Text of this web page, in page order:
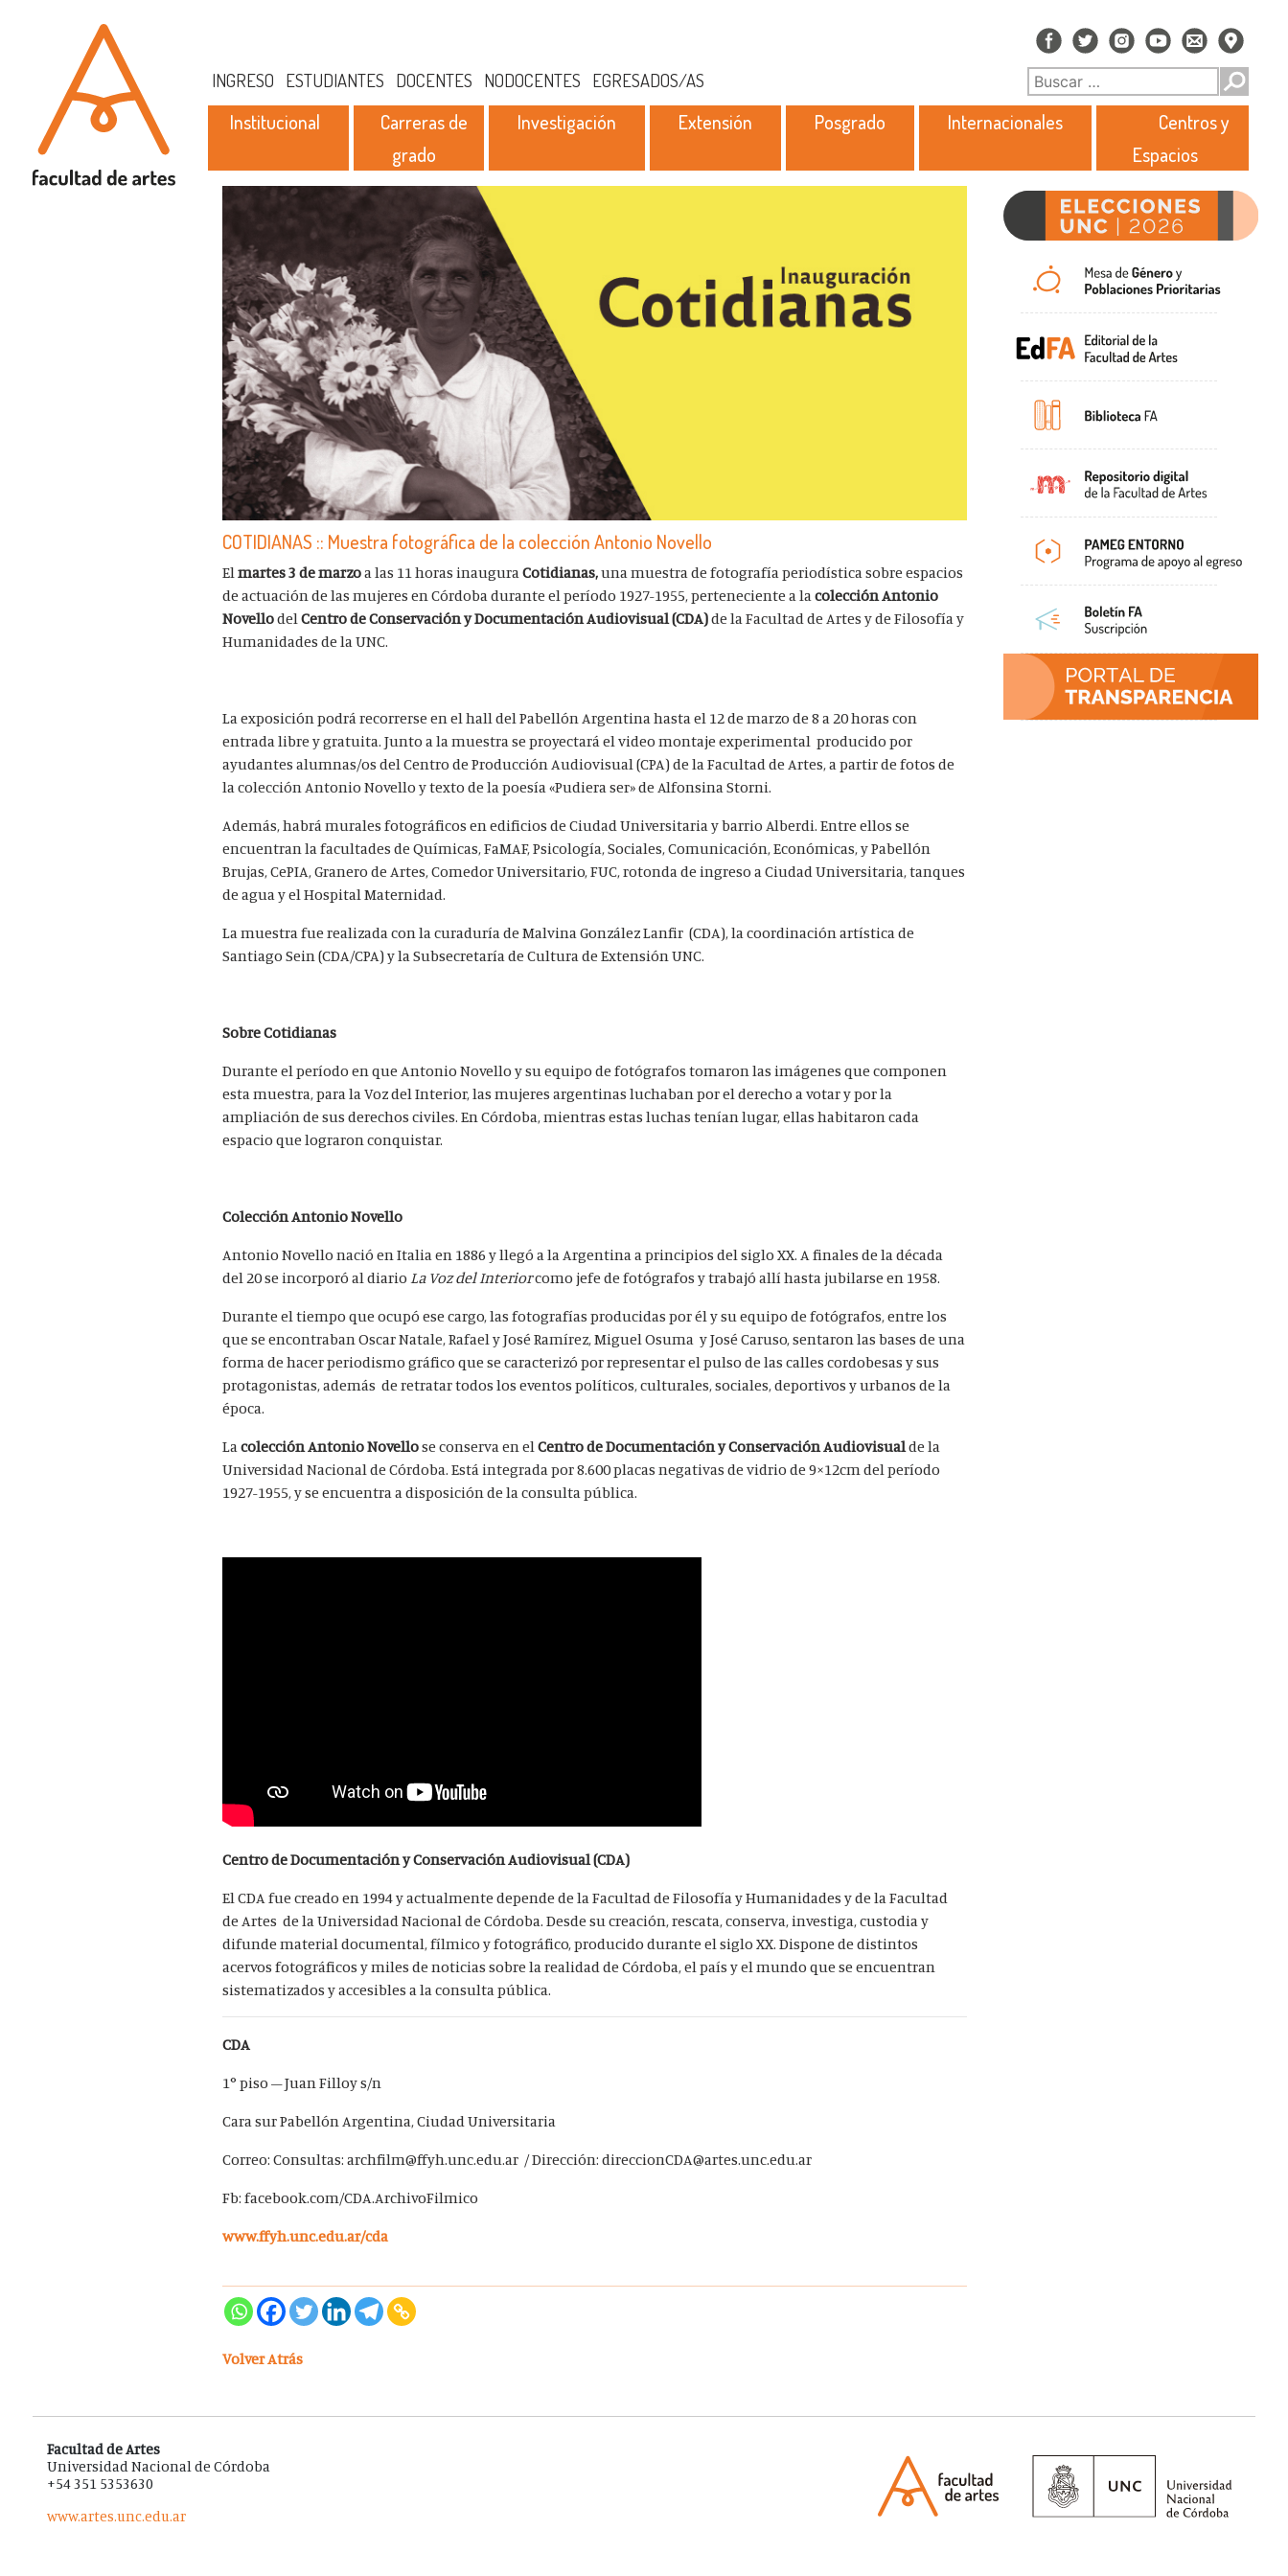
INGRESO ESTUDIANTES DOCENTES NODOCENTES EGRESADOS/AS
Institucional
Carreras de
grado
Investigación Extensión Posgrado Internacionales
Centros y
Espacios
COTIDIANAS :: Muestra fotográfica de la colección Antonio Novello
Elmartes 3 de marzoa las 11 horas inauguraCotidianas,una muestra de fotografía periodística sobre espacios
de actuación de las mujeres en Córdoba durante el período 1927-1955, perteneciente a lacolección Antonio
NovellodelCentro de Conservación y Documentación Audiovisual (CDA)de la Facultad de Artes y de Filosofía y
Humanidades de la UNC.
La exposición podrá recorrerse en el hall del Pabellón Argentina hasta el 12 de marzo de 8 a 20 horas con
entrada libre y gratuita. Junto a la muestra se proyectará el video montaje experimental producido por
ayudantes alumnas/os del Centro de Producción Audiovisual (CPA) de la Facultad de Artes, a partir de fotos de
la colección Antonio Novello y texto de la poesía «Pudiera ser» de Alfonsina Storni.
Además, habrá murales fotográficos en edificios de Ciudad Universitaria y barrio Alberdi. Entre ellos se
encuentran la facultades de Químicas, FaMAF, Psicología, Sociales, Comunicación, Económicas, y Pabellón
Brujas, CePIA, Granero de Artes, Comedor Universitario, FUC, rotonda de ingreso a Ciudad Universitaria, tanques
de agua y el Hospital Maternidad.
La muestra fue realizada con la curaduría de Malvina González Lanfir (CDA), la coordinación artística de
Santiago Sein (CDA/CPA) y la Subsecretaría de Cultura de Extensión UNC.
Sobre Cotidianas
Durante el período en que Antonio Novello y su equipo de fotógrafos tomaron las imágenes que componen
esta muestra, para la Voz del Interior, las mujeres argentinas luchaban por el derecho a votar y por la
ampliación de sus derechos civiles. En Córdoba, mientras estas luchas tenían lugar, ellas habitaron cada
espacio que lograron conquistar.
Colección Antonio Novello
Antonio Novello nació en Italia en 1886 y llegó a la Argentina a principios del siglo XX. A finales de la década
del 20 se incorporó al diarioLa Voz del Interiorcomo jefe de fotógrafos y trabajó allí hasta jubilarse en 1958.
Durante el tiempo que ocupó ese cargo, las fotografías producidas por él y su equipo de fotógrafos, entre los
que se encontraban Oscar Natale, Rafael y José Ramírez, Miguel Osuma y José Caruso, sentaron las bases de una
forma de hacer periodismo gráfico que se caracterizó por representar el pulso de las calles cordobesas y sus
protagonistas, además de retratar todos los eventos políticos, culturales, sociales, deportivos y urbanos de la
época.
Lacolección Antonio Novellose conserva en elCentro de Documentación y Conservación Audiovisualde la
Universidad Nacional de Córdoba. Está integrada por 8.600 placas negativas de vidrio de 9×12cm del período
1927-1955, y se encuentra a disposición de la consulta pública.
Centro de Documentación y Conservación Audiovisual (CDA)
El CDA fue creado en 1994 y actualmente depende de la Facultad de Filosofía y Humanidades y de la Facultad
de Artes de la Universidad Nacional de Córdoba. Desde su creación, rescata, conserva, investiga, custodia y
difunde material documental, fílmico y fotográfico, producido durante el siglo XX. Dispone de distintos
acervos fotográficos y miles de noticias sobre la realidad de Córdoba, el país y el mundo que se encuentran
sistematizados y accesibles a la consulta pública.
CDA
1° piso – Juan Filloy s/n
Cara sur Pabellón Argentina, Ciudad Universitaria
Correo: Consultas: archfilm@ffyh.unc.edu.ar / Dirección: direccionCDA@artes.unc.edu.ar
Fb: facebook.com/CDA.ArchivoFilmico
www.ffyh.unc.edu.ar/cda
Volver Atrás
Facultad de Artes
Universidad Nacional de Córdoba
+54 351 5353630
www.artes.unc.edu.ar